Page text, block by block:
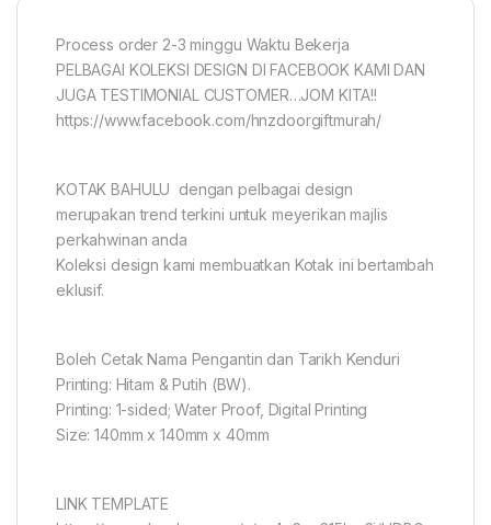
Process order 2-3 minggu Waktu Bekerja
PELBAGAI KOLEKSI DESIGN DI FACEBOOK KAMI DAN
JUGA TESTIMONIAL CUSTOMER…JOM KITA!!
https://www.facebook.com/hnzdoorgiftmurah/
KOTAK BAHULU dengan pelbagai design
merupakan trend terkini untuk meyerikan majlis
perkahwinan anda
Koleksi design kami membuatkan Kotak ini bertambah
eklusif.
Boleh Cetak Nama Pengantin dan Tarikh Kenduri
Printing: Hitam & Putih (BW).
Printing: 1-sided; Water Proof, Digital Printing
Size: 140mm x 140mm x 40mm
LINK TEMPLATE